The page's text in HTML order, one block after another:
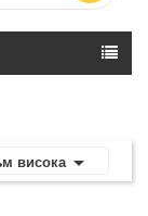
висока